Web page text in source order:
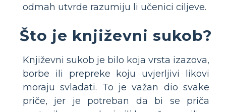
odmah utvrde razumiju li učenici ciljeve.
Što je književni sukob?
Književni sukob je bilo koja vrsta izazova,
borbe ili prepreke koju uvjerljivi likovi
moraju svladati. To je važan dio svake
priče, jer je potreban da bi se priča